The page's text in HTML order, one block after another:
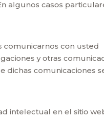
algunos casos
comunicarnos con usted
y otras
comunicaciones
intelectual en el sitio